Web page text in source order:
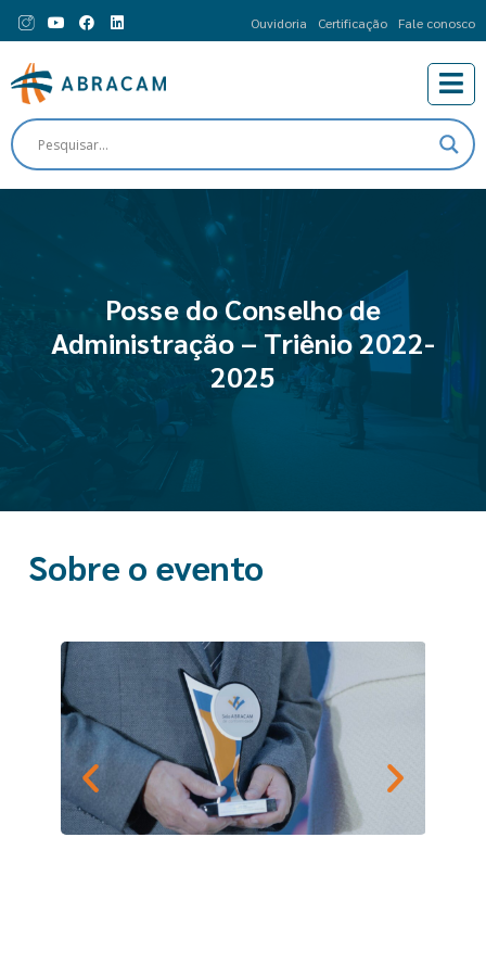
Ouvidoria Certificação Fale conosco
Posse do Conselho de
Administração – Triênio 2022-
2025
Sobre o evento